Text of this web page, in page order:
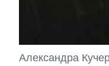
Александра